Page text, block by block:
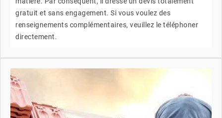
gratuit et sans engagement. Si vous voulez des
renseignements complémentaires, veuillez le téléphoner
directement.